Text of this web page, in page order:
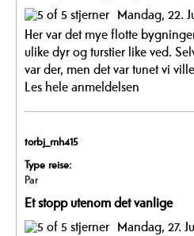
Mandag, 22.
Her var det mye flotte
ulike dyr og turstier like ved.
var der, men det var tunet vi
Les hele anmeldelsen
torbj_rnh415
Type reise:
Par
Et stopp utenom det vanlige
Mandag, 27.